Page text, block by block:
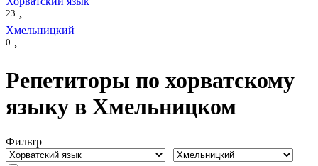
23 ›
Хмельницкий
0 ›
Репетиторы по хорватскому
языку в Хмельницком
Фильтр